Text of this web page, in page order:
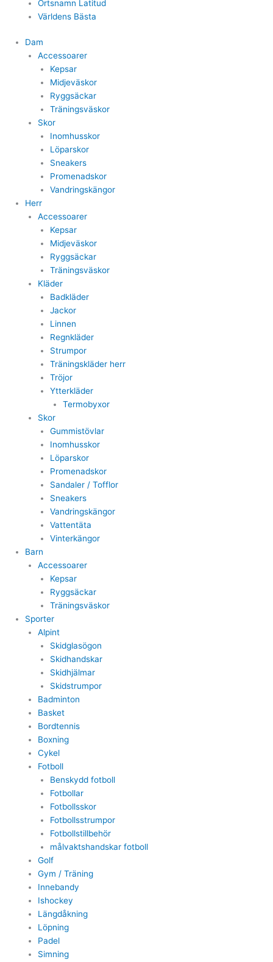
Ortsnamn Latitud
Världens Bästa
Dam
Accessoarer
Kepsar
Midjeväskor
Ryggsäckar
Träningsväskor
Skor
Inomhusskor
Löparskor
Sneakers
Promenadskor
Vandringskängor
Herr
Accessoarer
Kepsar
Midjeväskor
Ryggsäckar
Träningsväskor
Kläder
Badkläder
Jackor
Linnen
Regnkläder
Strumpor
Träningskläder herr
Tröjor
Ytterkläder
Termobyxor
Skor
Gummistövlar
Inomhusskor
Löparskor
Promenadskor
Sandaler / Tofflor
Sneakers
Vandringskängor
Vattentäta
Vinterkängor
Barn
Accessoarer
Kepsar
Ryggsäckar
Träningsväskor
Sporter
Alpint
Skidglasögon
Skidhandskar
Skidhjälmar
Skidstrumpor
Badminton
Basket
Bordtennis
Boxning
Cykel
Fotboll
Benskydd fotboll
Fotbollar
Fotbollsskor
Fotbollsstrumpor
Fotbollstillbehör
målvaktshandskar fotboll
Golf
Gym / Träning
Innebandy
Ishockey
Längdåkning
Löpning
Padel
Simning